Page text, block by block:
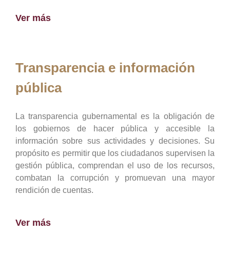
Ver más
Transparencia e información
pública
La transparencia gubernamental es la obligación de
los gobiernos de hacer pública y accesible la
información sobre sus actividades y decisiones. Su
propósito es permitir que los ciudadanos supervisen la
gestión pública, comprendan el uso de los recursos,
combatan la corrupción y promuevan una mayor
rendición de cuentas.
Ver más